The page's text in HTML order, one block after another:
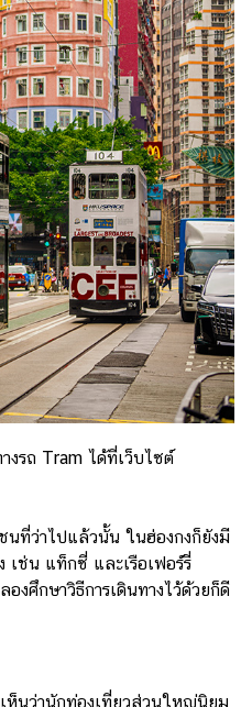
ถ Tram ได้ที่เว็บไซต์
าไปแล้วนั้น ในฮ่องกงก็ยังมี
เช่น แท็กซี่ และเรือเฟอร์รี่
งศึกษาวิธีการเดินทางไว้ด้วยก็ดี
ว่านักท่องเที่ยวส่วนใหญ่นิยม